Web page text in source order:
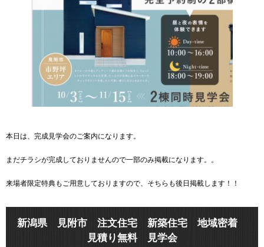
本日は、完成見学会のご案内になります。
まだチラシが完成しておりませんので一部のみ掲載になります。。
来場者限定特典もご用意しておりますので、そちらも後日掲載します！！
新潟県 見附市 注文住宅 新築住宅 地域密着
見積り無料 見学会